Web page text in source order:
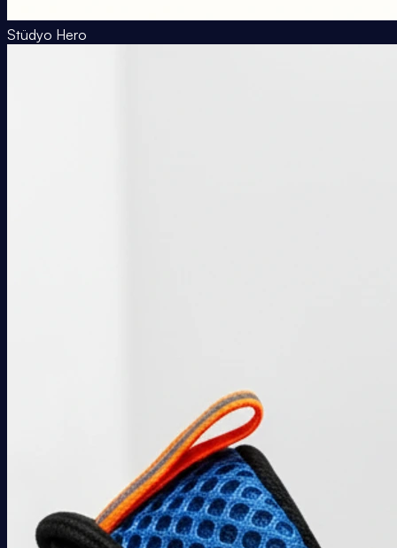
Stüdyo Hero